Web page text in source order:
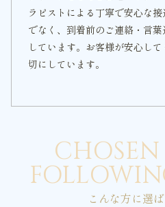
ラピストによる丁寧で安心な
でなく、到着前のご連絡・言
しています。お客様が安心し
切にしています。
こんな方に選